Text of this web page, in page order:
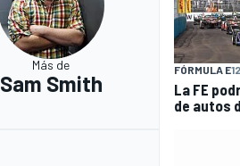
Más de
Sam Smith
FÓRMULA E
La FE
de autos